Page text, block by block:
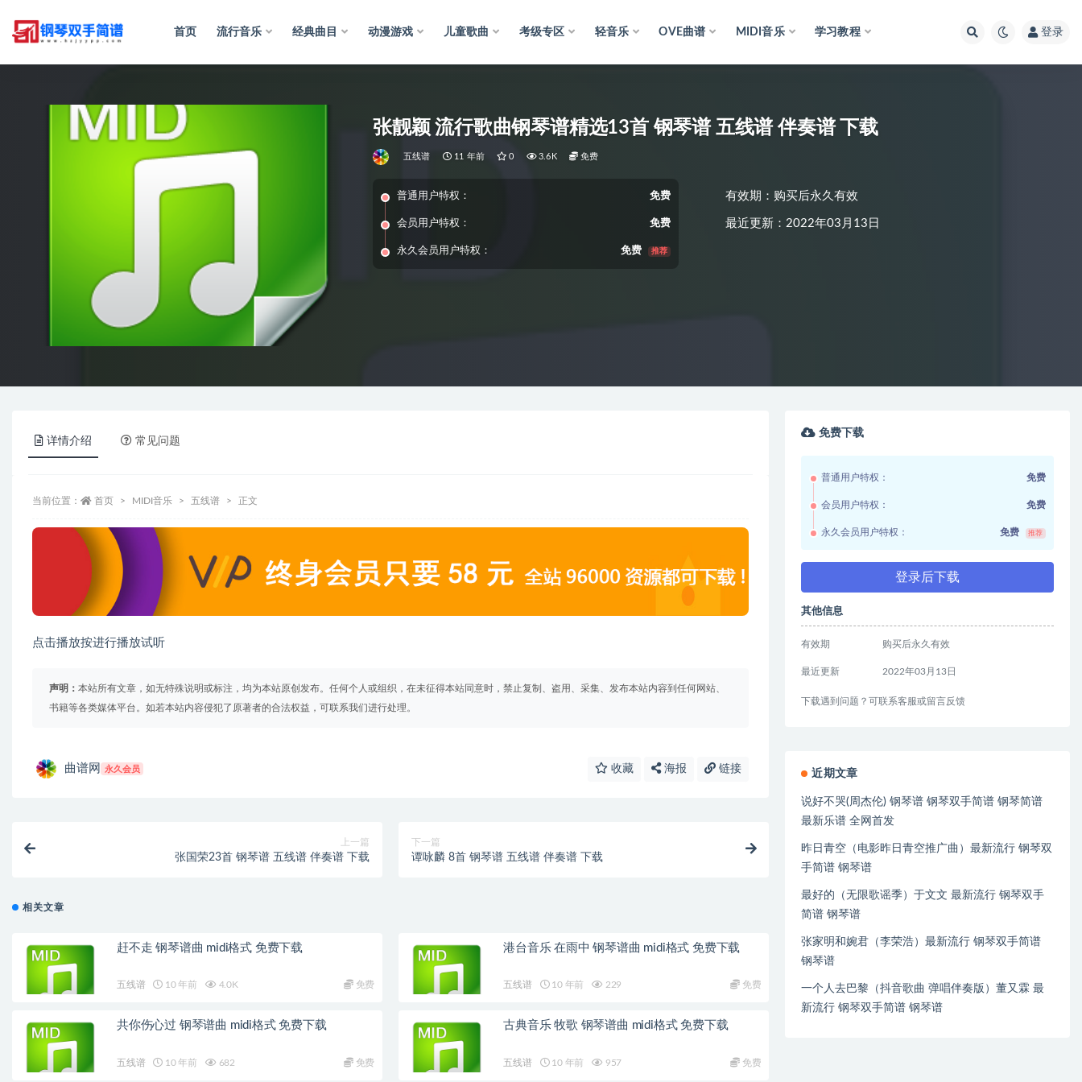
首页 流行音乐 经典曲目 动漫游戏 儿童歌曲 考级专区 轻音乐 OVE曲谱 MIDI音乐 学习教程 登录
张靓颖 流行歌曲钢琴谱精选13首 钢琴谱 五线谱 伴奏谱 下载
五线谱 11 年前 0 3.6K 免费
普通用户特权： 免费
会员用户特权： 免费
永久会员用户特权： 免费 推荐
有效期：购买后永久有效
最近更新：2022年03月13日
详情介绍 常见问题
当前位置： 首页 MIDI音乐 五线谱 正文
点击播放按进行播放试听
声明： 本站所有文章，如无特殊说明或标注，均为本站原创发布。任何个人或组织，在未征得本站同意时，禁止复制、盗用、采集、发布本站内容到任何网站、
书籍等各类媒体平台。如若本站内容侵犯了原著者的合法权益，可联系我们进行处理。
曲谱网 永久会员 收藏 海报 链接
上一篇
张国荣23首 钢琴谱 五线谱 伴奏谱 下载
下一篇
谭咏麟 8首 钢琴谱 五线谱 伴奏谱 下载
相关文章
赶不走 钢琴谱曲 midi格式 免费下载
五线谱 10 年前 4.0K 免费
港台音乐 在雨中 钢琴谱曲 midi格式 免费下载
五线谱 10 年前 229 免费
共你伤心过 钢琴谱曲 midi格式 免费下载
五线谱 10 年前 682 免费
古典音乐 牧歌 钢琴谱曲 midi格式 免费下载
五线谱 10 年前 957 免费
免费下载
普通用户特权： 免费
会员用户特权： 免费
永久会员用户特权： 免费 推荐
登录后下载
其他信息
有效期 购买后永久有效
最近更新 2022年03月13日
下载遇到问题？可联系客服或留言反馈
近期文章
说好不哭(周杰伦) 钢琴谱 钢琴双手简谱 钢琴简谱
最新乐谱 全网首发
昨日青空（电影昨日青空推广曲）最新流行 钢琴双
手简谱 钢琴谱
最好的（无限歌谣季）于文文 最新流行 钢琴双手
简谱 钢琴谱
张家明和婉君（李荣浩）最新流行 钢琴双手简谱
钢琴谱
一个人去巴黎（抖音歌曲 弹唱伴奏版）董又霖 最
新流行 钢琴双手简谱 钢琴谱